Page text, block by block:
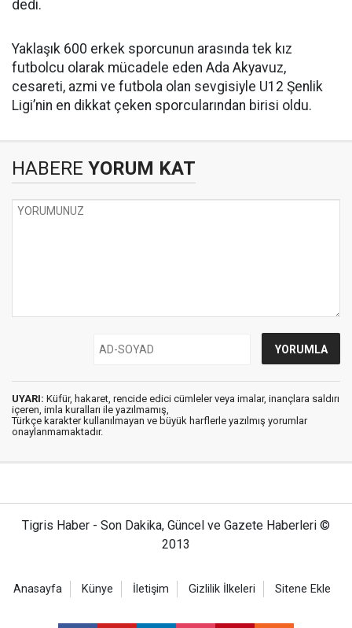
dedi.
Yaklaşık 600 erkek sporcunun arasında tek kız
futbolcu olarak mücadele eden Ada Akyavuz,
cesareti, azmi ve futbola olan sevgisiyle U12 Şenlik
Ligi’nin en dikkat çeken sporcularından birisi oldu.
HABERE YORUM KAT
UYARI: Küfür, hakaret, rencide edici cümleler veya imalar, inançlara saldırı
içeren, imla kuralları ile yazılmamış,
Türkçe karakter kullanılmayan ve büyük harflerle yazılmış yorumlar
onaylanmamaktadır.
Tigris Haber - Son Dakika, Güncel ve Gazete Haberleri ©
2013
Anasayfa Künye İletişim Gizlilik İlkeleri Sitene Ekle